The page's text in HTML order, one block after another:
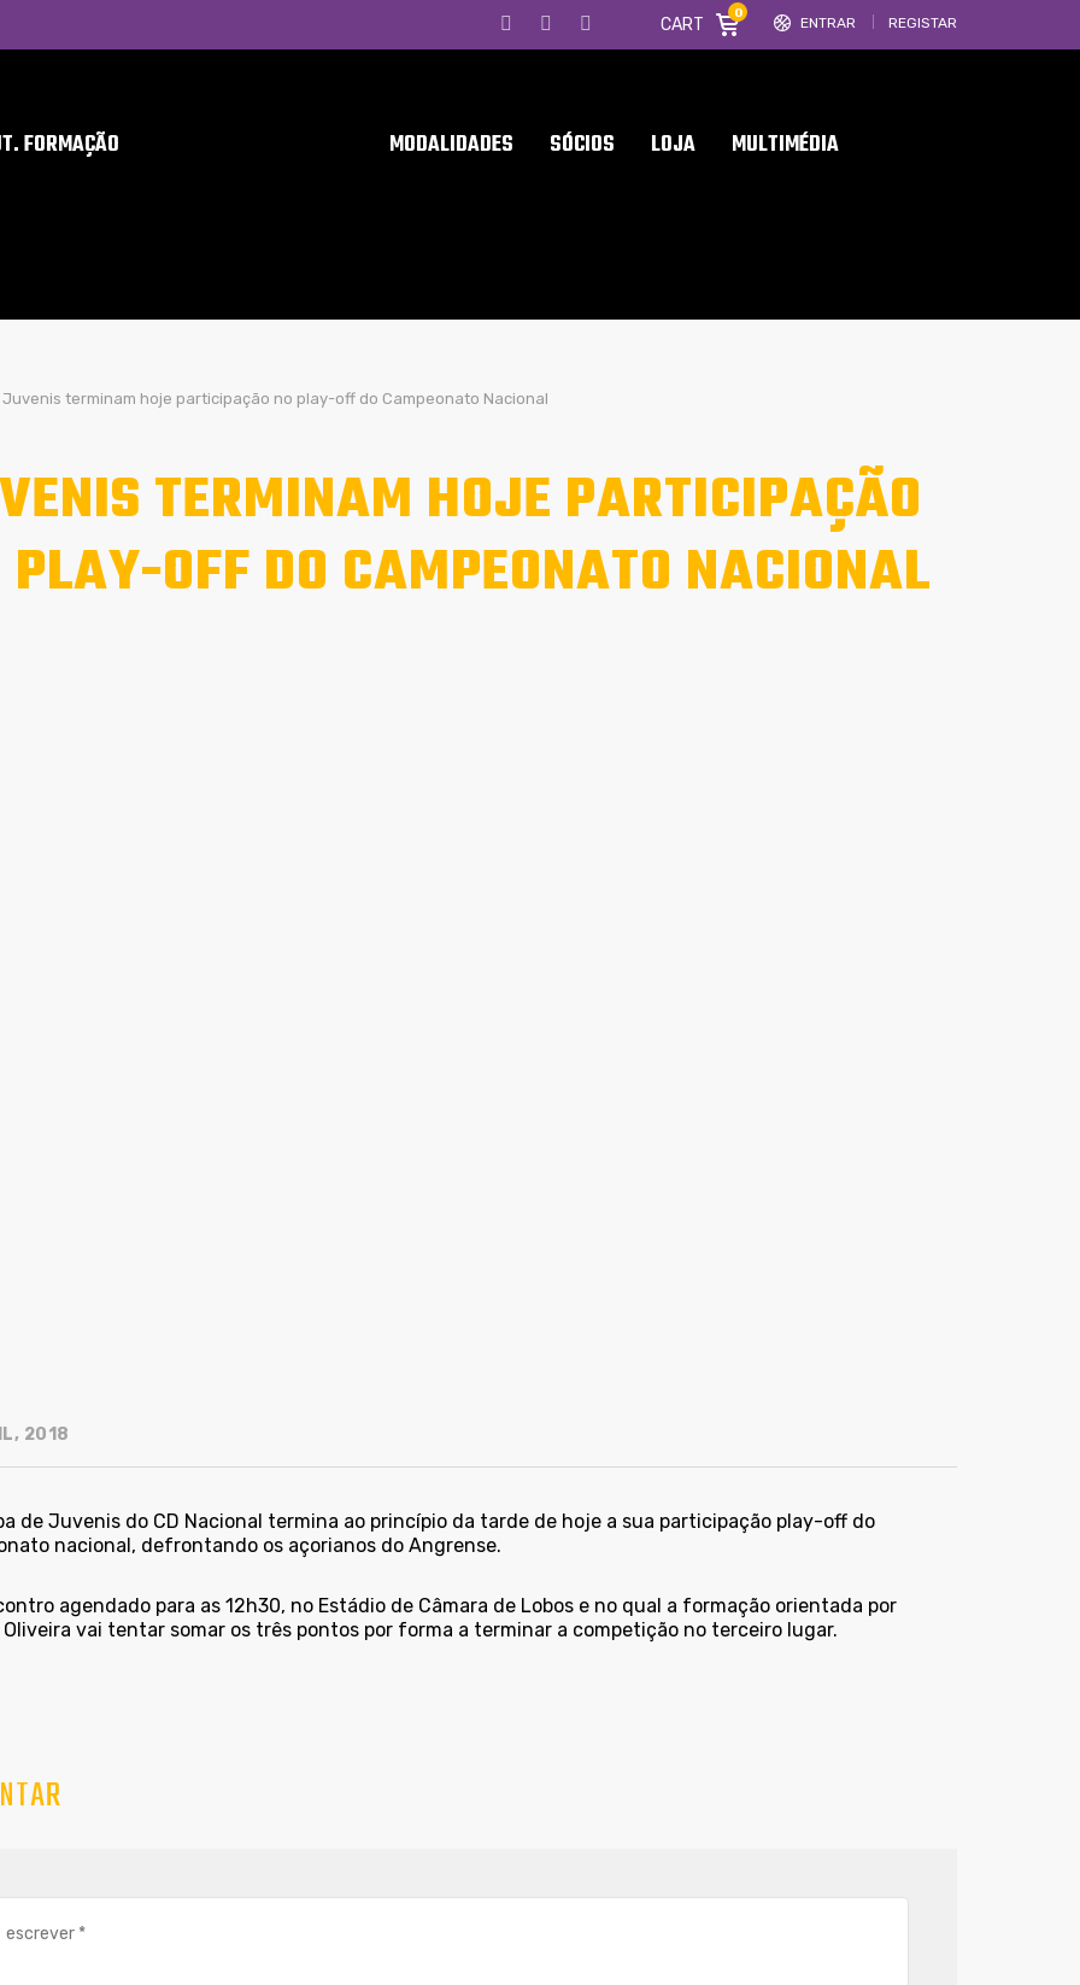
ENTRAR REGISTAR
CART
0
FORMAÇÃO MODALIDADES SÓCIOS LOJA MULTIMÉDIA
Juvenis terminam hoje participação no play-off do Campeonato Nacional
TERMINAM HOJE PARTICIPAÇÃO
PLAY-OFF DO CAMPEONATO NACIONAL
2018
de Juvenis do CD Nacional termina ao princípio da tarde de hoje a sua participação play-off do
nacional, defrontando os açorianos do Angrense.
agendado para as 12h30, no Estádio de Câmara de Lobos e no qual a formação orientada por
Oliveira vai tentar somar os três pontos por forma a terminar a competição no terceiro lugar.